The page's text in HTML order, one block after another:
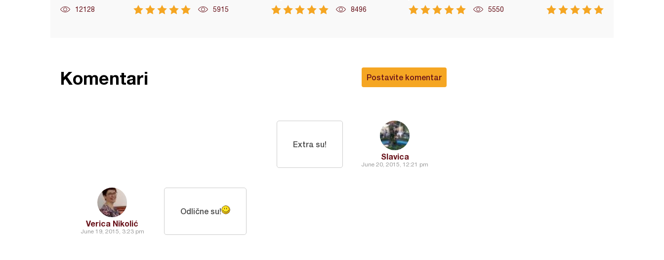
12128 5915 8496 5550
Postavite komentar
Komentari
Slavica
June 20, 2015, 12:21 pm
Extra su!
Verica Nikolić
June 19, 2015, 3:23 pm
Odlične su!